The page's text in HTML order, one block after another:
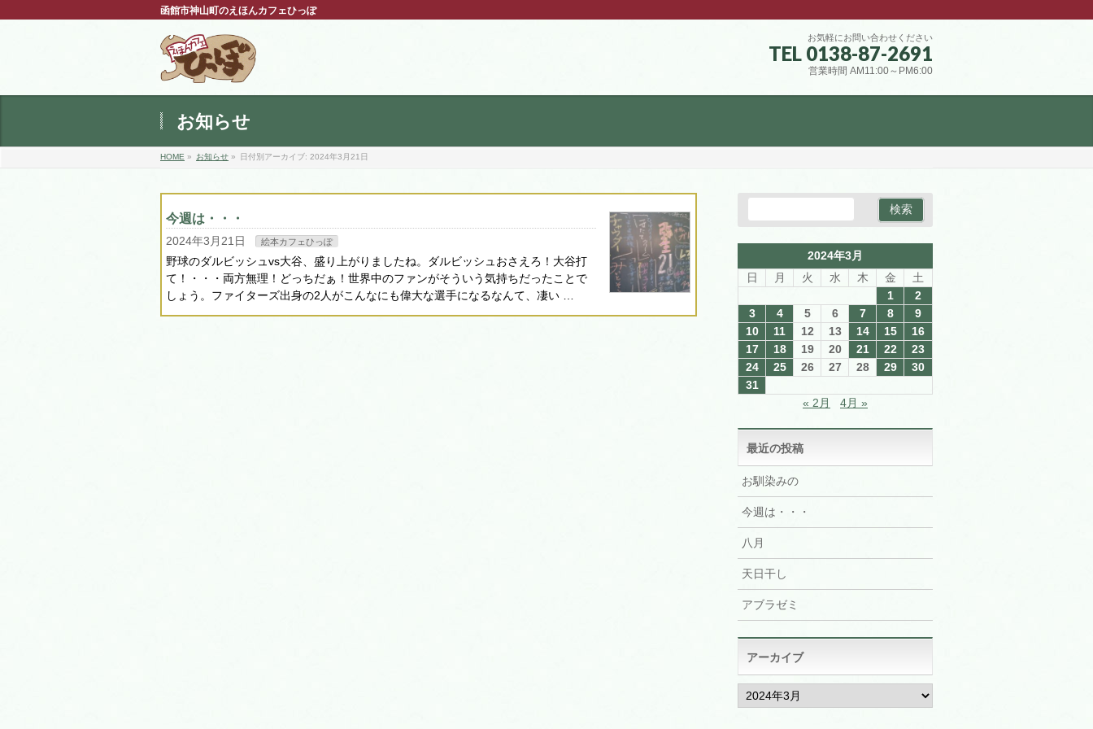
函館市神山町のえほんカフェひっぽ
お気軽にお問い合わせください
TEL 0138-87-2691
営業時間 AM11:00～PM6:00
お知らせ
HOME » お知らせ » 日付別アーカイブ: 2024年3月21日
今週は・・・
2024年3月21日 絵本カフェひっぽ
野球のダルビッシュvs大谷、盛り上がりましたね。ダルビッシュおさえろ！大谷打
て！・・・両方無理！どっちだぁ！世界中のファンがそういう気持ちだったことで
しょう。ファイターズ出身の2人がこんなにも偉大な選手になるなんて、凄い …
2024年3月
日
月 火 水 木 金
土
1
2
3
4 5 6 7 8
9
10
11 12 13 14 15
16
17
18 19 20 21 22
23
24
25 26 27 28 29
30
31
« 2月
4月 »
最近の投稿
お馴染みの
今週は・・・
八月
天日干し
アブラゼミ
アーカイブ
ア
ー